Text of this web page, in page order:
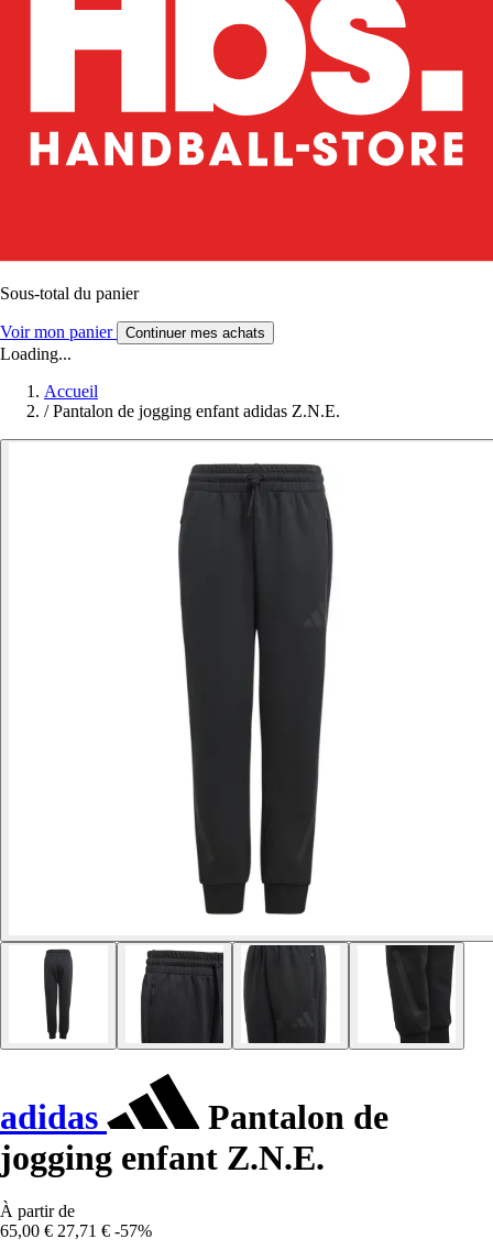
Sous-total du panier
Voir mon panier Continuer mes achats
Loading...
Accueil
/ Pantalon de jogging enfant adidas Z.N.E.
adidas
Pantalon de
jogging enfant Z.N.E.
À partir de
65,00 € 27,71 € -57%